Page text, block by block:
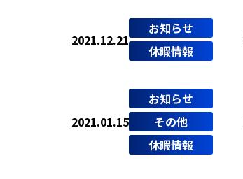
2021.12.21
お知らせ
休暇情報
2021.01.15
お知らせ
その他
休暇情報